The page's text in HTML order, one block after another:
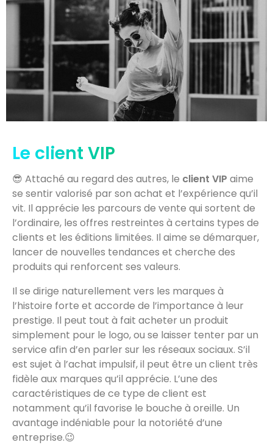
Le client VIP
😎 Attaché au regard des autres, le client VIP aime
se sentir valorisé par son achat et l’expérience qu’il
vit. Il apprécie les parcours de vente qui sortent de
l’ordinaire, les offres restreintes à certains types de
clients et les éditions limitées. Il aime se démarquer,
lancer de nouvelles tendances et cherche des
produits qui renforcent ses valeurs.
Il se dirige naturellement vers les marques à
l’histoire forte et accorde de l’importance à leur
prestige. Il peut tout à fait acheter un produit
simplement pour le logo, ou se laisser tenter par un
service afin d’en parler sur les réseaux sociaux. S’il
est sujet à l’achat impulsif, il peut être un client très
fidèle aux marques qu’il apprécie. L’une des
caractéristiques de ce type de client est
notamment qu’il favorise le bouche à oreille. Un
avantage indéniable pour la notoriété d’une
entreprise.😉